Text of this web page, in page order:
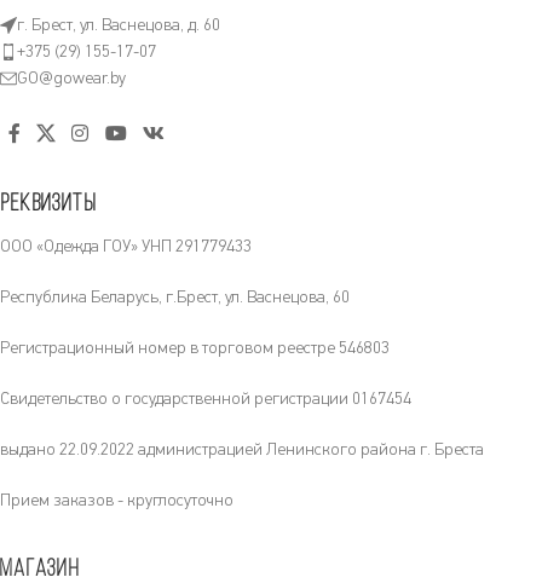
г. Брест, ул. Васнецова, д. 60
+375 (29) 155-17-07
GO@gowear.by
Реквизиты
ООО «Одежда ГОУ» УНП 291779433
Республика Беларусь, г.Брест, ул. Васнецова, 60
Регистрационный номер в торговом реестре 546803
Свидетельство о государственной регистрации 0167454
выдано 22.09.2022 администрацией Ленинского района г. Бреста
Прием заказов - круглосуточно
МАГАЗИН